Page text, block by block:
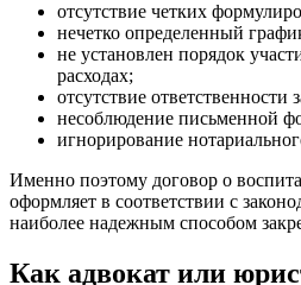
отсутствие четких
нечетко определенный
не установлен порядок
расходах;
отсутствие
несоблюдение письменной
игнорирование
Именно поэтому договор о
оформляет в соответствии с
наиболее надежным способом
Как адвокат или